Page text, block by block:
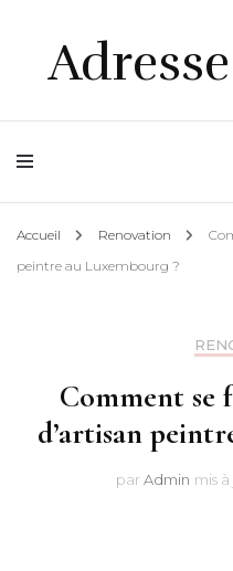
Accueil Renovation
peintre au Luxembourg ?
Comment se
d’artisan
par Admin mis